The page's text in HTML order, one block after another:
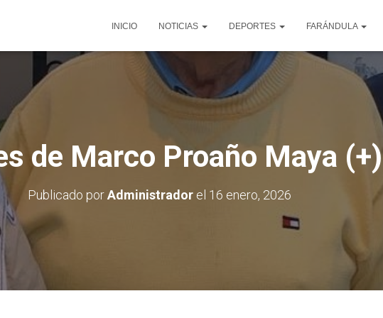
INICIO NOTICIAS DEPORTES FARÁNDULA
de Marco Proaño Maya (+)
Publicado porAdministradorel 16 enero, 2026